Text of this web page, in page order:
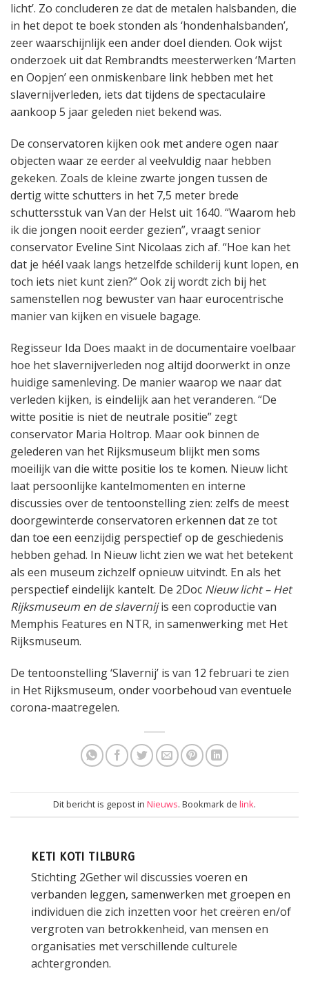
licht’. Zo concluderen ze dat de metalen halsbanden, die
in het depot te boek stonden als ‘hondenhalsbanden’,
zeer waarschijnlijk een ander doel dienden. Ook wijst
onderzoek uit dat Rembrandts meesterwerken ‘Marten
en Oopjen’ een onmiskenbare link hebben met het
slavernijverleden, iets dat tijdens de spectaculaire
aankoop 5 jaar geleden niet bekend was.
De conservatoren kijken ook met andere ogen naar
objecten waar ze eerder al veelvuldig naar hebben
gekeken. Zoals de kleine zwarte jongen tussen de
dertig witte schutters in het 7,5 meter brede
schuttersstuk van Van der Helst uit 1640. “Waarom heb
ik die jongen nooit eerder gezien”, vraagt senior
conservator Eveline Sint Nicolaas zich af. “Hoe kan het
dat je héél vaak langs hetzelfde schilderij kunt lopen, en
toch iets niet kunt zien?” Ook zij wordt zich bij het
samenstellen nog bewuster van haar eurocentrische
manier van kijken en visuele bagage.
Regisseur Ida Does maakt in de documentaire voelbaar
hoe het slavernijverleden nog altijd doorwerkt in onze
huidige samenleving. De manier waarop we naar dat
verleden kijken, is eindelijk aan het veranderen. “De
witte positie is niet de neutrale positie” zegt
conservator Maria Holtrop. Maar ook binnen de
gelederen van het Rijksmuseum blijkt men soms
moeilijk van die witte positie los te komen. Nieuw licht
laat persoonlijke kantelmomenten en interne
discussies over de tentoonstelling zien: zelfs de meest
doorgewinterde conservatoren erkennen dat ze tot
dan toe een eenzijdig perspectief op de geschiedenis
hebben gehad. In Nieuw licht zien we wat het betekent
als een museum zichzelf opnieuw uitvindt. En als het
perspectief eindelijk kantelt. De 2Doc Nieuw licht – Het
Rijksmuseum en de slavernijis een coproductie van
Memphis Features en NTR, in samenwerking met Het
Rijksmuseum.
De tentoonstelling ‘Slavernij’ is van 12 februari te zien
in Het Rijksmuseum, onder voorbehoud van eventuele
corona-maatregelen.
Dit bericht is gepost in Nieuws. Bookmark de link.
KETI KOTI TILBURG
Stichting 2Gether wil discussies voeren en
verbanden leggen, samenwerken met groepen en
individuen die zich inzetten voor het creëren en/of
vergroten van betrokkenheid, van mensen en
organisaties met verschillende culturele
achtergronden.